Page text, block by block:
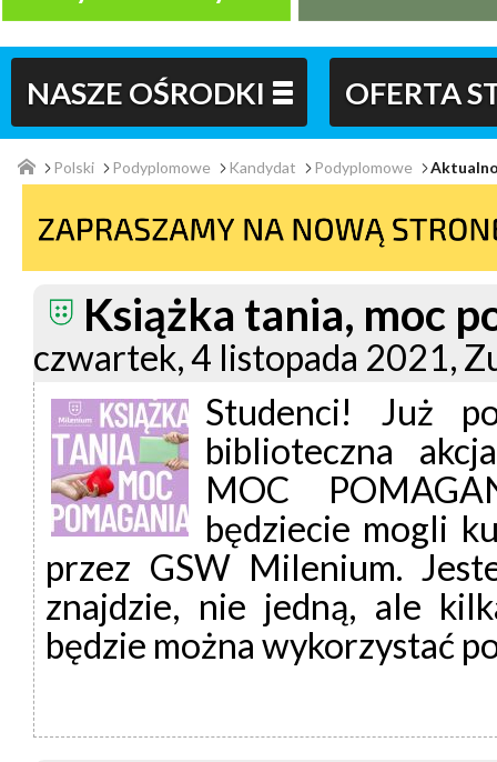
NASZE OŚRODKI OFERTA
Polski Podyplomowe Kandydat Podyplomowe
Książka tania, moc
czwartek, 4 listopada 2021,
Studenci!
Już
biblioteczna
MOC
będziecie mogli
przez GSW Milenium.
znajdzie, nie jedną, ale
będzie można wykorzystać